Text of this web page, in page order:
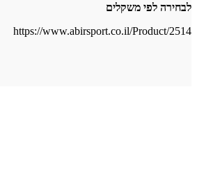
לבחירה לפי משקלים
https://www.abirsport.co.il/Product/2514